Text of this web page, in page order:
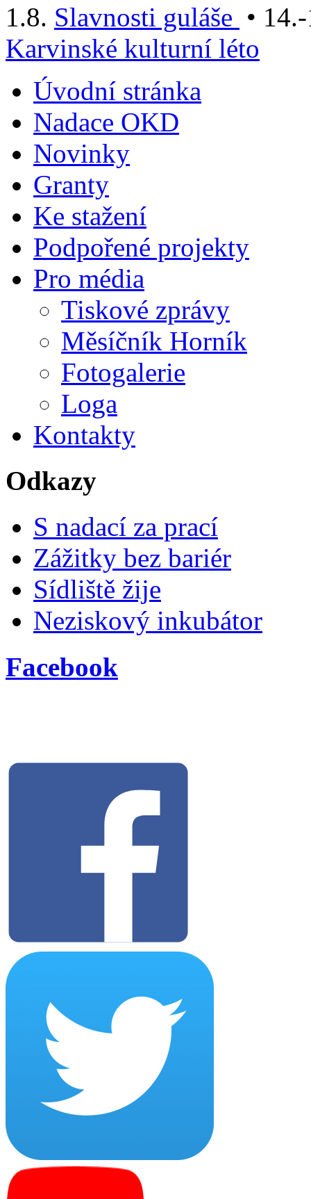
1.8. Slavnosti guláše •
Karvinské kulturní léto
Úvodní stránka
Nadace OKD
Novinky
Granty
Ke stažení
Podpořené projekty
Pro média
Tiskové zprávy
Měsíčník Horník
Fotogalerie
Loga
Kontakty
Odkazy
S nadací za prací
Zážitky bez bariér
Sídliště žije
Neziskový inkubátor
Facebook